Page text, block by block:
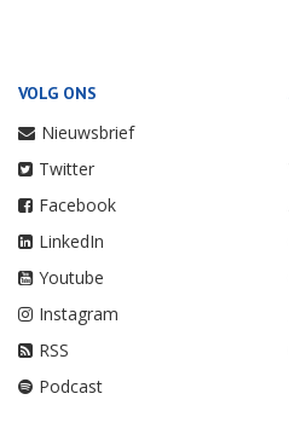
VOLG ONS
Nieuwsbrief
Twitter
Facebook
LinkedIn
Youtube
Instagram
RSS
Podcast